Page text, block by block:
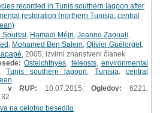
recorded in Tunis southern lagoon after
restoration (northern Tunisia, central
Souissi Hamadi Méjri Jeanne Zaouali
Mohamed Ben Salem Olivier Guélorget,
, 2005, izvirni znanstveni članek
Osteichthyes teleosts, environmental
,Tunis southern lagoon Tunisia ,central
v RUP: 10.07.2015;Ogledov:
6221;
32
na celotno besedilo